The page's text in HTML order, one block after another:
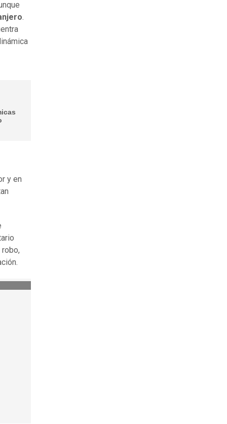
.
y en